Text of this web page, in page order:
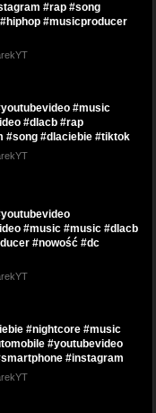
#rap #song
#musicproducer
#music
#dlacb #rap
#song #dlaciebie #tiktok
#music #music #dlacb
#nowość #dc
#nightcore #music
#youtubevideo
#instagram